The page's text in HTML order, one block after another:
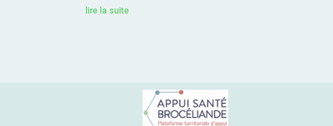
lire la suite